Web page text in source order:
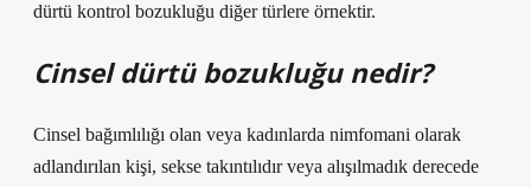
dürtü kontrol bozukluğu diğer türlere örnektir.
Cinsel dürtü bozukluğu nedir?
Cinsel bağımlılığı olan veya kadınlarda nimfomani olarak
adlandırılan kişi, sekse takıntılıdır veya alışılmadık derecede